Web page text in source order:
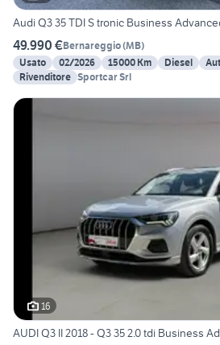
Audi Q3 35 TDI S tronic Business
49.990 €Bernareggio(MB)
Usato
02/2026 15000 Km Diesel
Rivenditore Sportcar Srl
16
AUDI Q3 II 2018 - Q3 35 2.0 tdi Business